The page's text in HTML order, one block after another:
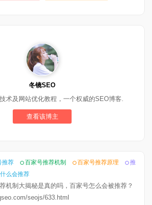
冬镜SEO
术及网站优化教程，一个权威的SEO博客.
查看该博主
推荐 百家号推荐机制 百家号推荐原理
推
么会推荐
机制大揭秘是真的吗，百家号怎么会被推荐？
seojs/633.html